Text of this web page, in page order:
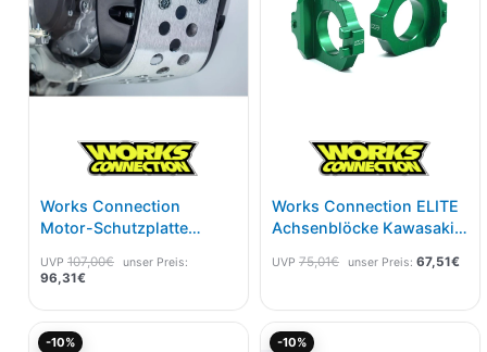
Works Connection
Motor-Schutzplatte
UVP 107,00€ unser Preis:
96,31€
Works Connection ELITE
Achsenblöcke Kawasaki
UVP 75,01€ unser Preis: 67,51€
-10% -10%